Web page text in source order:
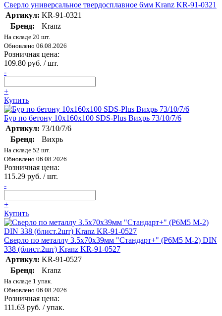
Сверло универсальное твердосплавное 6мм Kranz KR-91-0321
Артикул: KR-91-0321
Бренд:
Kranz
На складе 20 шт.
Обновлено 06.08.2026
Розничная цена:
109.80 руб. / шт.
-
+
Купить
Бур по бетону 10х160х100 SDS-Plus Вихрь 73/10/7/6
Артикул: 73/10/7/6
Бренд:
Вихрь
На складе 52 шт.
Обновлено 06.08.2026
Розничная цена:
115.29 руб. / шт.
-
+
Купить
Сверло по металлу 3.5х70х39мм "Стандарт+" (P6M5 M-2) DIN
338 (блист.2шт) Kranz KR-91-0527
Артикул: KR-91-0527
Бренд:
Kranz
На складе 1 упак.
Обновлено 06.08.2026
Розничная цена:
111.63 руб. / упак.